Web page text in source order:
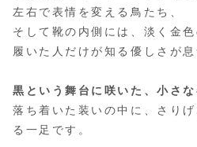
左右で表情を変える鳥たち、
そして靴の内側には、淡く金
履いた人だけが知る優しさが息
黒という舞台に咲いた、小さな
落ち着いた装いの中に、さり
る一足です。